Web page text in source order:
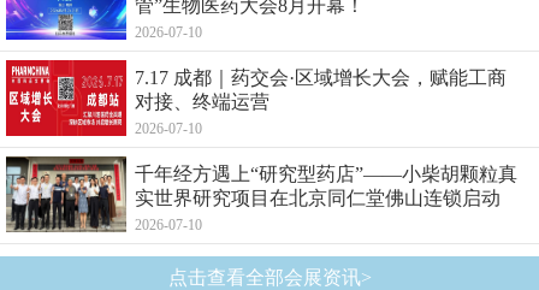
管”生物医药大会8月开幕！
2026-07-10
7.17 成都｜药交会·区域增长大会，赋能工商
对接、终端运营
2026-07-10
千年经方遇上“研究型药店”——小柴胡颗粒真
实世界研究项目在北京同仁堂佛山连锁启动
2026-07-10
点击查看全部会展资讯>